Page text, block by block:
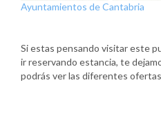
Ayuntamientos de Cantabria
Si estas pensando visitar este
ir reservando estancia, te
podrás ver las diferentes